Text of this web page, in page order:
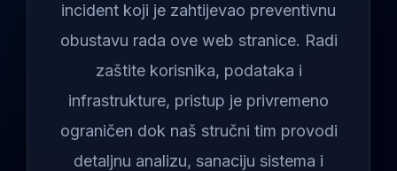
incident koji je zahtijevao preventivnu
obustavu rada ove web stranice. Radi
zaštite korisnika, podataka i
infrastrukture, pristup je privremeno
ograničen dok naš stručni tim provodi
detaljnu analizu, sanaciju sistema i